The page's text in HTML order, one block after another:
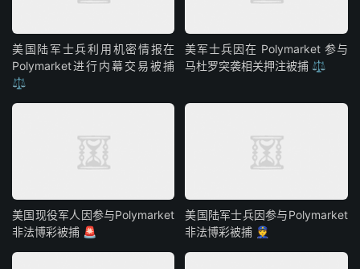
美国陆军士兵利用机密情报在
Polymarket进行内幕交易被捕
⚖️
美军士兵因在 Polymarket 参与
马杜罗突袭相关押注被捕 ⚖️
美国现役军人因参与Polymarket
非法博彩被捕 🚨
美国陆军士兵因参与Polymarket
非法博彩被捕 👮